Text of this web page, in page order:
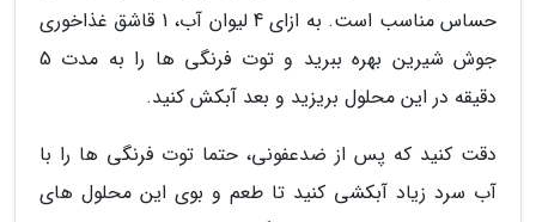
حساس مناسب است. به ازای 4 لیوان آب، 1 قاشق غذاخوری
جوش شیرین بهره ببرید و توت فرنگی ها را به مدت 5
دقیقه در این محلول بریزید و بعد آبکش کنید.
دقت کنید که پس از ضدعفونی، حتما توت فرنگی ها را با
آب سرد زیاد آبکشی کنید تا طعم و بوی این محلول های